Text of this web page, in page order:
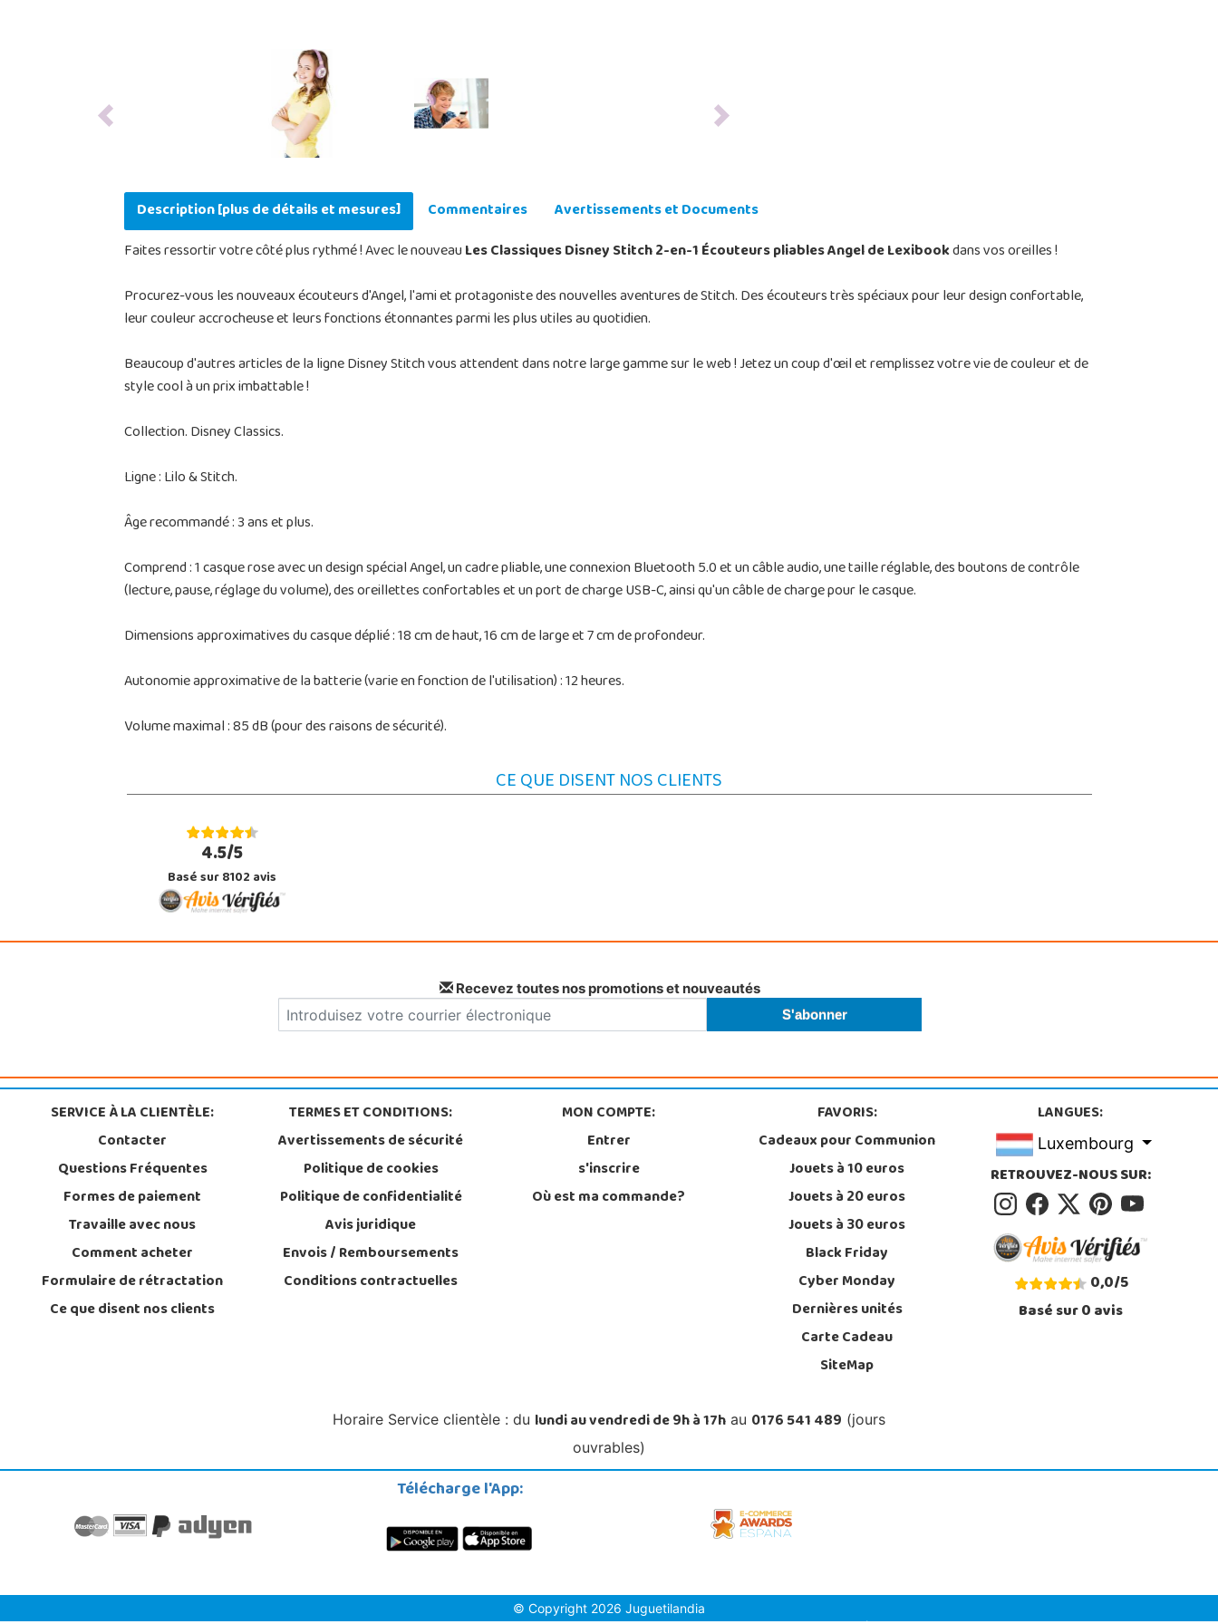
Previous Next
Description [plus de détails et mesures] Commentaires
Avertissements et Documents
Faites ressortir votre côté plus rythmé ! Avec le nouveauLes Classiques Disney Stitch 2-en-1 Écouteurs pliables Angel de Lexibookdans vos oreilles !
Procurez-vous les nouveaux écouteurs d'Angel, l'ami et protagoniste des nouvelles aventures de Stitch. Des écouteurs très spéciaux pour leur design confortable,
leur couleur accrocheuse et leurs fonctions étonnantes parmi les plus utiles au quotidien.
Beaucoup d'autres articles de la ligne Disney Stitch vous attendent dans notre large gamme sur le web ! Jetez un coup d'œil et remplissez votre vie de couleur et de
style cool à un prix imbattable !
Collection. Disney Classics.
Ligne : Lilo & Stitch.
Âge recommandé : 3 ans et plus.
Comprend : 1 casque rose avec un design spécial Angel, un cadre pliable, une connexion Bluetooth 5.0 et un câble audio, une taille réglable, des boutons de contrôle
(lecture, pause, réglage du volume), des oreillettes confortables et un port de charge USB-C, ainsi qu'un câble de charge pour le casque.
Dimensions approximatives du casque déplié : 18 cm de haut, 16 cm de large et 7 cm de profondeur.
Autonomie approximative de la batterie (varie en fonction de l'utilisation) : 12 heures.
Volume maximal : 85 dB (pour des raisons de sécurité).
CE QUE DISENT NOS CLIENTS
4.5/5
Basé sur 8102 avis
Recevez toutes nos promotions et nouveautés
SERVICE À LA CLIENTÈLE:
Contacter
Questions Fréquentes
Formes de paiement
Travaille avec nous
Comment acheter
Formulaire de rétractation
Ce que disent nos clients
TERMES ET CONDITIONS:
Avertissements de sécurité
Politique de cookies
Politique de confidentialité
Avis juridique
Envois / Remboursements
Conditions contractuelles
MON COMPTE:
Entrer
s'inscrire
Où est ma commande?
FAVORIS:
Cadeaux pour Communion
Jouets à 10 euros
Jouets à 20 euros
Jouets à 30 euros
Black Friday
Cyber Monday
Dernières unités
Carte Cadeau
SiteMap
LANGUES:
Luxembourg
RETROUVEZ-NOUS SUR:
0,0/5
Basé sur0avis
Horaire Service clientèle : du lundi au vendredi de 9h à 17h au 0176 541 489 (jours
ouvrables)
Télécharge l'App:
© Copyright 2026 Juguetilandia